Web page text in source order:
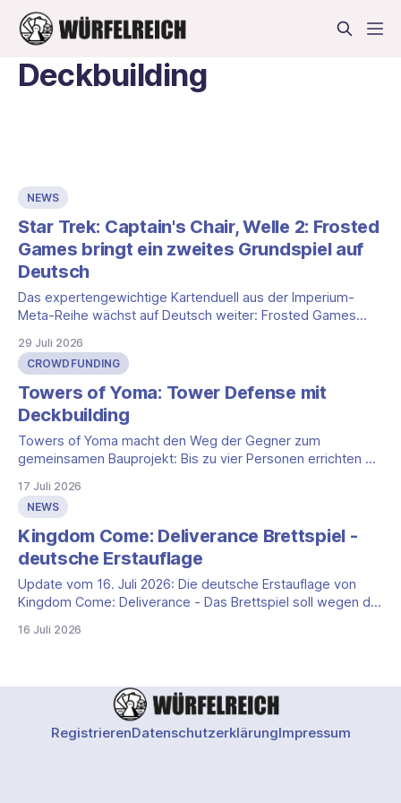
Deckbuilding
NEWS
Star Trek: Captain's Chair, Welle 2: Frosted
Games bringt ein zweites Grundspiel auf
Deutsch
Das expertengewichtige Kartenduell aus der Imperium-
Meta-Reihe wächst auf Deutsch weiter: Frosted Games
Im Zentrum stehen ein komplett eigenständiges zweites
Grundspiel, eine Erweiterung und ein exklusives Promoset.
Wir ordnen ein, was die neuen Boxen spielerisch bringen,
und
29 Juli 2026
CROWDFUNDING
Towers of Yoma: Tower Defense mit
Deckbuilding
Towers of Yoma macht den Weg der Gegner zum
gemeinsamen Bauprojekt: Bis zu vier Personen errichten ein
den letzten magischen Baum erreichen. Die laufende
Gamefound-Kampagne zu Towers of Yoma richtet sich
damit an Gruppen, die kooperative Planung, Deckbuilding
und eine App-gestützte
17 Juli 2026
NEWS
Kingdom Come: Deliverance Brettspiel -
deutsche Erstauflage
Update vom 16. Juli 2026: Die deutsche Erstauflage von
Kingdom Come: Deliverance - Das Brettspiel soll wegen der
HeidelBÄR Games erhältlich sein. Erst die zweite Auflage ist
16 Juli 2026
RegistrierenDatenschutzerklärungImpressum